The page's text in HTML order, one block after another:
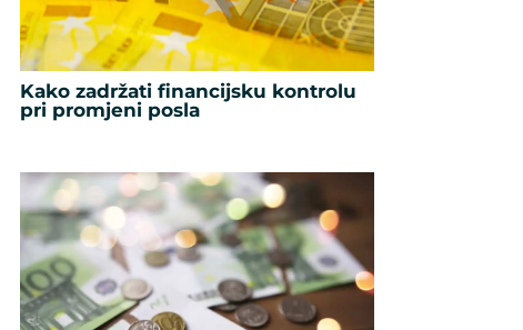
Kako zadržati financijsku kontrolu
pri promjeni posla